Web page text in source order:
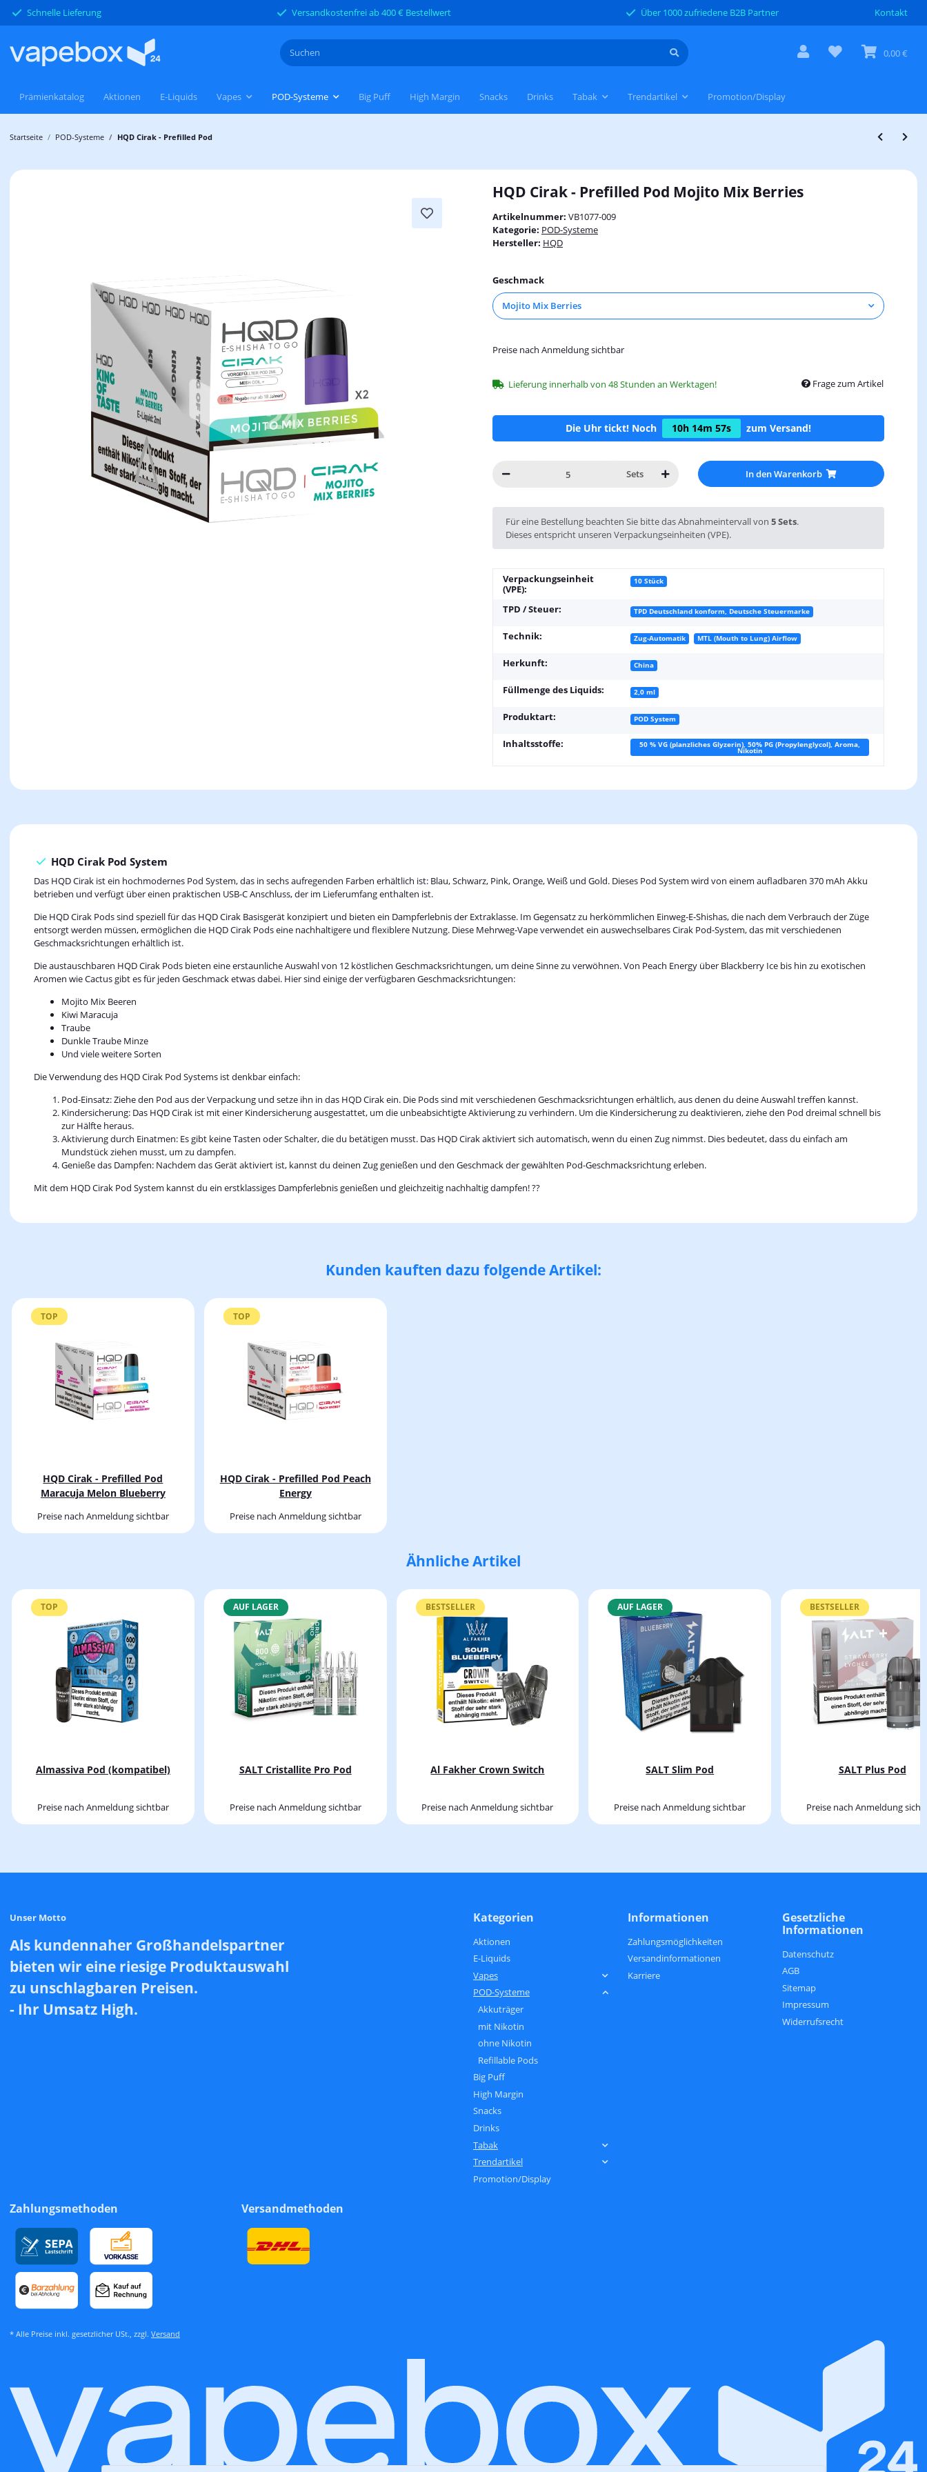
Kontakt
Schnelle Lieferung Versandkostenfrei ab 400 € Bestellwert Über 1000 zufriedene B2B Partner
0,00 €
Aktionen E-Liquids Vapes POD-Systeme Big Puff High Margin Snacks Drinks Tabak Trendartikel Promotion/Display
Prämienkatalog
Startseite POD-Systeme HQD Cirak - Prefilled Pod
HQD Cirak - Prefilled Pod Mojito Mix Berries
Artikelnummer: VB1077-009
Kategorie: POD-Systeme
Hersteller: HQD
Geschmack
Mojito Mix Berries
Preise nach Anmeldung sichtbar
Lieferung innerhalb von 48 Stunden an Werktagen! Frage zum Artikel
Die Uhr tickt! Noch 10h 14m 56s zum Versand!
Sets In den Warenkorb
x
Für eine Bestellung beachten Sie bitte das Abnahmeintervall von 5 Sets.
Dieses entspricht unseren Verpackungseinheiten (VPE).
Verpackungseinheit
(VPE):
10 Stück
TPD / Steuer: TPD Deutschland konform, Deutsche Steuermarke
Technik: Zug-Automatik MTL (Mouth to Lung) Airflow
Herkunft: China
Füllmenge des Liquids: 2,0 ml
Produktart: POD System
Inhaltsstoffe: 50 % VG (planzliches Glyzerin), 50% PG (Propylenglycol), Aroma,
Nikotin
HQD Cirak Pod System
Das HQD Cirak ist ein hochmodernes Pod System, das in sechs aufregenden Farben erhältlich ist: Blau, Schwarz, Pink, Orange, Weiß und Gold. Dieses Pod System wird von einem aufladbaren 370 mAh Akku
betrieben und verfügt über einen praktischen USB-C Anschluss, der im Lieferumfang enthalten ist.
Die HQD Cirak Pods sind speziell für das HQD Cirak Basisgerät konzipiert und bieten ein Dampferlebnis der Extraklasse. Im Gegensatz zu herkömmlichen Einweg-E-Shishas, die nach dem Verbrauch der Züge
entsorgt werden müssen, ermöglichen die HQD Cirak Pods eine nachhaltigere und flexiblere Nutzung. Diese Mehrweg-Vape verwendet ein auswechselbares Cirak Pod-System, das mit verschiedenen
Geschmacksrichtungen erhältlich ist.
Die austauschbaren HQD Cirak Pods bieten eine erstaunliche Auswahl von 12 köstlichen Geschmacksrichtungen, um deine Sinne zu verwöhnen. Von Peach Energy über Blackberry Ice bis hin zu exotischen
Aromen wie Cactus gibt es für jeden Geschmack etwas dabei. Hier sind einige der verfügbaren Geschmacksrichtungen:
Mojito Mix Beeren
Kiwi Maracuja
Traube
Dunkle Traube Minze
Und viele weitere Sorten
Die Verwendung des HQD Cirak Pod Systems ist denkbar einfach:
Pod-Einsatz: Ziehe den Pod aus der Verpackung und setze ihn in das HQD Cirak ein. Die Pods sind mit verschiedenen Geschmacksrichtungen erhältlich, aus denen du deine Auswahl treffen kannst.
Kindersicherung: Das HQD Cirak ist mit einer Kindersicherung ausgestattet, um die unbeabsichtigte Aktivierung zu verhindern. Um die Kindersicherung zu deaktivieren, ziehe den Pod dreimal schnell bis
zur Hälfte heraus.
Aktivierung durch Einatmen: Es gibt keine Tasten oder Schalter, die du betätigen musst. Das HQD Cirak aktiviert sich automatisch, wenn du einen Zug nimmst. Dies bedeutet, dass du einfach am
Mundstück ziehen musst, um zu dampfen.
Genieße das Dampfen: Nachdem das Gerät aktiviert ist, kannst du deinen Zug genießen und den Geschmack der gewählten Pod-Geschmacksrichtung erleben.
Mit dem HQD Cirak Pod System kannst du ein erstklassiges Dampferlebnis genießen und gleichzeitig nachhaltig dampfen! ??
Kunden kauften dazu folgende Artikel:
TOP
HQD Cirak - Prefilled Pod
Maracuja Melon Blueberry
Preise nach Anmeldung sichtbar
TOP
HQD Cirak - Prefilled Pod Peach
Energy
Preise nach Anmeldung sichtbar
Ähnliche Artikel
TOP
Almassiva Pod (kompatibel)
Preise nach Anmeldung sichtbar
AUF LAGER
SALT Cristallite Pro Pod
Preise nach Anmeldung sichtbar
BESTSELLER
Al Fakher Crown Switch
Preise nach Anmeldung sichtbar
AUF LAGER
SALT Slim Pod
Preise nach Anmeldung sichtbar
BESTSELLER
SALT Plus Pod
Preise nach Anmeldung
Unser Motto
Als kundennaher Großhandelspartner
bieten wir eine riesige Produktauswahl
zu unschlagbaren Preisen.
- Ihr Umsatz High.
Kategorien
Aktionen
E-Liquids
Vapes
POD-Systeme
Akkuträger
mit Nikotin
ohne Nikotin
Refillable Pods
Big Puff
High Margin
Snacks
Drinks
Tabak
Trendartikel
Promotion/Display
Informationen
Zahlungsmöglichkeiten
Versandinformationen
Karriere
Gesetzliche
Informationen
Datenschutz
AGB
Sitemap
Impressum
Widerrufsrecht
Zahlungsmethoden Versandmethoden
* Alle Preise inkl. gesetzlicher USt., zzgl. Versand